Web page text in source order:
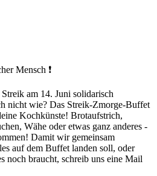
Mensch ❗️
am 14. Juni solidarisch
nicht wie? Das Streik-Zmorge-Buffet
Kochkünste! Brotaufstrich,
Wähe oder etwas ganz anderes -
Damit wir gemeinsam
auf dem Buffet landen soll, oder
noch braucht, schreib uns eine Mail